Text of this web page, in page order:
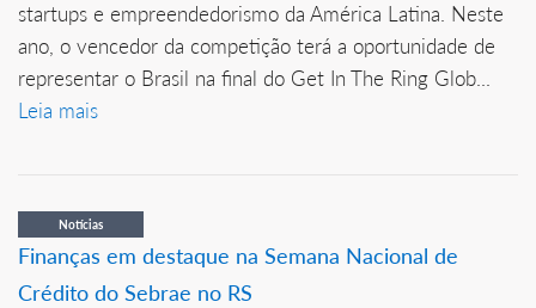
startups e empreendedorismo da América Latina. Neste
ano, o vencedor da competição terá a oportunidade de
representar o Brasil na final do Get In The Ring Glob...
Leia mais
Notícias
Finanças em destaque na Semana Nacional de
Crédito do Sebrae no RS